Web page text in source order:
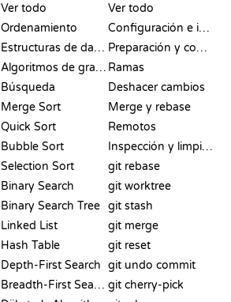
Ver todo
Ordenamiento
Estructuras de datos
Algoritmos de grafos
Búsqueda
Merge Sort
Quick Sort
Bubble Sort
Selection Sort
Binary Search
Binary Search Tree
Linked List
Hash Table
Depth-First Search
Breadth-First Search
Ver todo
Configuración e inicio
Preparación y commit
Ramas
Deshacer cambios
Merge y rebase
Remotos
Inspección y limpieza
git rebase
git worktree
git stash
git merge
git reset
git undo commit
git cherry-pick